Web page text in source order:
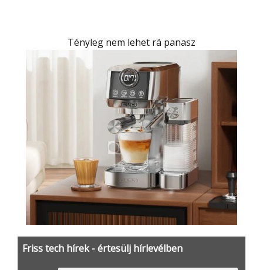
Tényleg nem lehet rá panasz
Friss tech hírek - értesülj hírlevélben